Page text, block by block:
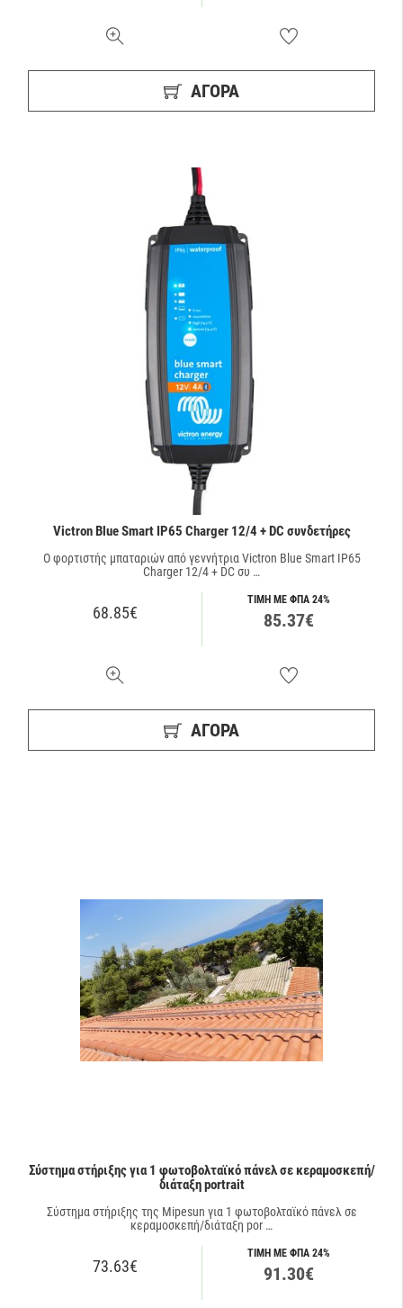
ΑΓΟΡΑ
Victron Blue Smart IP65 Charger 12/4 + DC συνδετήρες
O φορτιστής μπαταριών από γεννήτρια Victron Blue Smart IP65
Charger 12/4 + DC συ …
68.85€
ΤΙΜΗ ΜΕ ΦΠΑ 24%
85.37€
ΑΓΟΡΑ
Σύστημα στήριξης για 1 φωτοβολταϊκό πάνελ σε κεραμοσκεπή/
διάταξη portrait
Σύστημα στήριξης της Mipesun για 1 φωτοβολταϊκό πάνελ σε
κεραμοσκεπή/διάταξη por …
73.63€
ΤΙΜΗ ΜΕ ΦΠΑ 24%
91.30€